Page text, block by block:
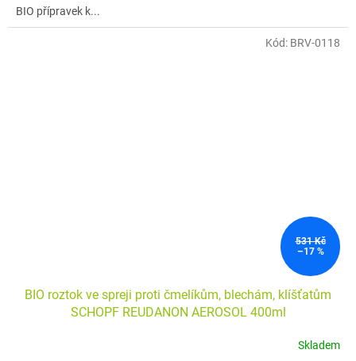
z
5
BIO přípravek k...
531 Kč
–17 %
BIO roztok ve spreji proti čmelíkům, blechám, klíšťatům
SCHOPF REUDANON AEROSOL 400ml
Skladem
Kód: BRV-0118